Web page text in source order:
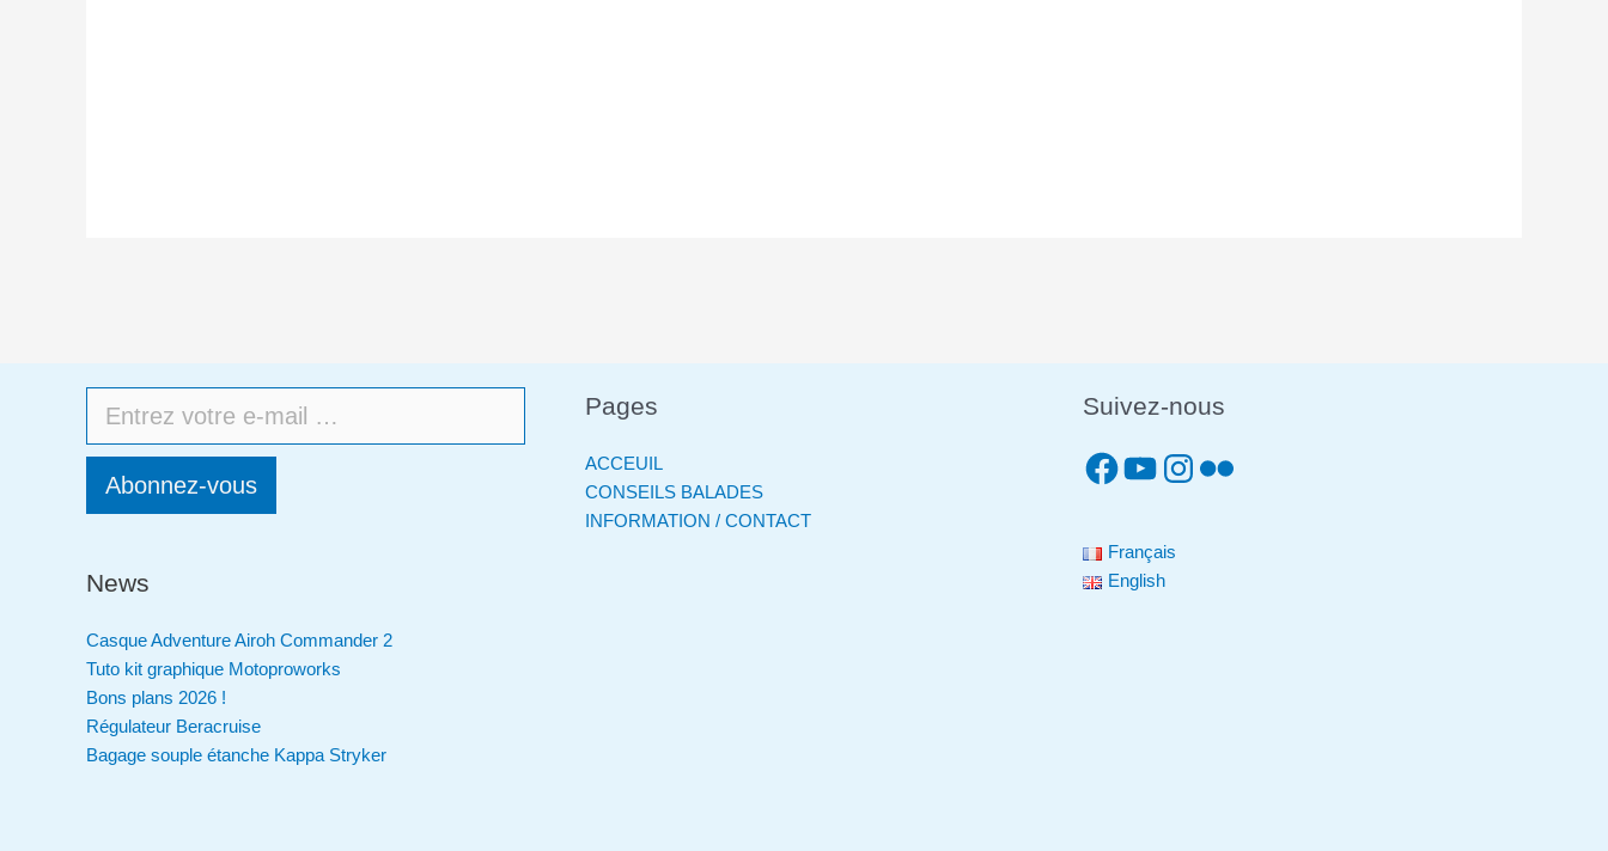
Abonnez-vous
News
Casque Adventure Airoh Commander 2
Tuto kit graphique Motoproworks
Bons plans 2026 !
Régulateur Beracruise
Bagage souple étanche Kappa Stryker
Pages
ACCEUIL
CONSEILS BALADES
INFORMATION / CONTACT
Suivez-nous
Français
English